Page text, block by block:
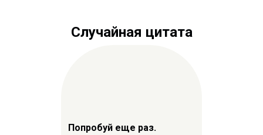
Случайная цитата
Попробуй еще раз.